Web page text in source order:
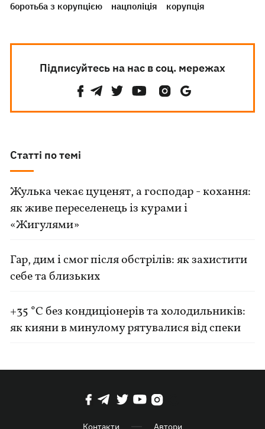
боротьба з корупцією
нацполіція корупція
Підписуйтесь на нас в соц. мережах
Статті по темі
Жулька чекає цуценят, а господар - кохання:
як живе переселенець із курами і
«Жигулями»
Гар, дим і смог після обстрілів: як захистити
себе та близьких
+35 °C без кондиціонерів та холодильників:
як кияни в минулому рятувалися від спеки
Контакти Автори